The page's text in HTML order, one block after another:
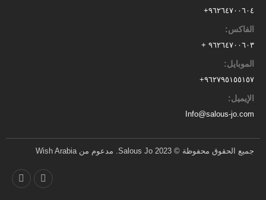
٩٦٢٦٤٧٠٠٦٠٤+
الفاكس:
٩٦٢٦٤٧٠٠٦٠٣ +
الموبايل:
٩٦٢٧٩٥١٥٥١٥٧+
الإيميل:
Info@salous-jo.com
جميع الحقوق محفوظة © 2023 Salous Jo. مدعوم من Wish Arabia